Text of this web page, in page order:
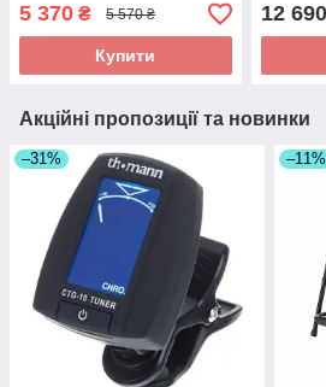
5 370 ₴ 5 570 ₴
Купити
12 690
Акційні пропозиції та новинки
–31% –11%